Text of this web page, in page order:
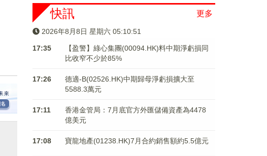
更多
快訊
2026年8月8日 星期六 05:10:51
17:35
【盈警】綠心集團(00094.HK)料中期淨虧損同
比收窄不少於85%
17:26
德適-B(02526.HK)中期歸母淨虧損擴大至
5588.3萬元
17:11
香港金管局：7月底官方外匯儲備資產為4478
億美元
17:08 寶龍地產(01238.HK)7月合約銷售額約5.5億元